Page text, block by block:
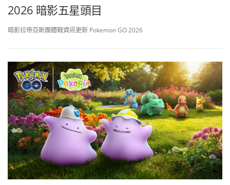
2026 暗影五星頭目
暗影拉帝亞斯團體戰資訊更新 Pokemon GO 2026